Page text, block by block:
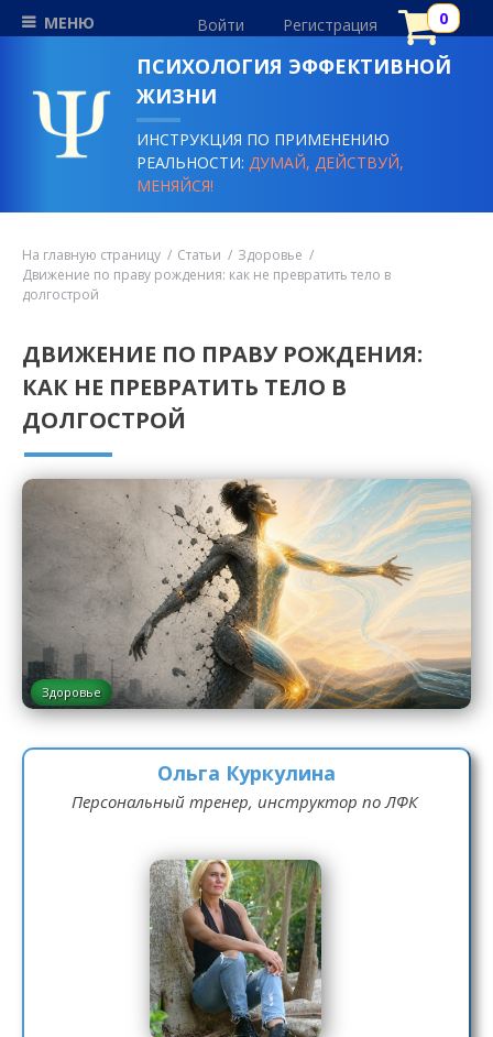
МЕНЮ Войти Регистрация
ПСИХОЛОГИЯ ЭФФЕКТИВНОЙ
ЖИЗНИ
ИНСТРУКЦИЯ ПО ПРИМЕНЕНИЮ
РЕАЛЬНОСТИ:ДУМАЙ, ДЕЙСТВУЙ,
МЕНЯЙСЯ!
На главную страницу Статьи
Здоровье
Движение по праву рождения: как не превратить тело в
долгострой
ДВИЖЕНИЕ ПО ПРАВУ РОЖДЕНИЯ:
КАК НЕ ПРЕВРАТИТЬ ТЕЛО В
ДОЛГОСТРОЙ
Здоровье
Ольга Куркулина
Персональный тренер, инструктор по ЛФК